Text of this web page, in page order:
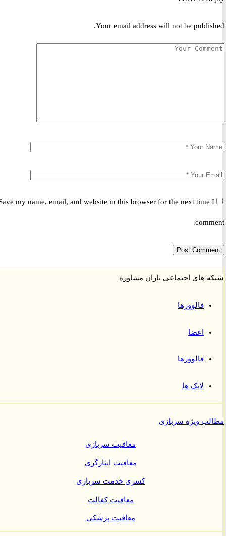
Your email address will not be
Save my name, email, and website in this browser for the next time
های اجتماعی باران مشاوره
فالوورها
اعضا
فالوورها
لایک ها
ویژه سربازی
معافیت سربازی
معافیت ایثارگری
کسری خدمت سربازی
معافیت کفالت
معافیت پزشکی